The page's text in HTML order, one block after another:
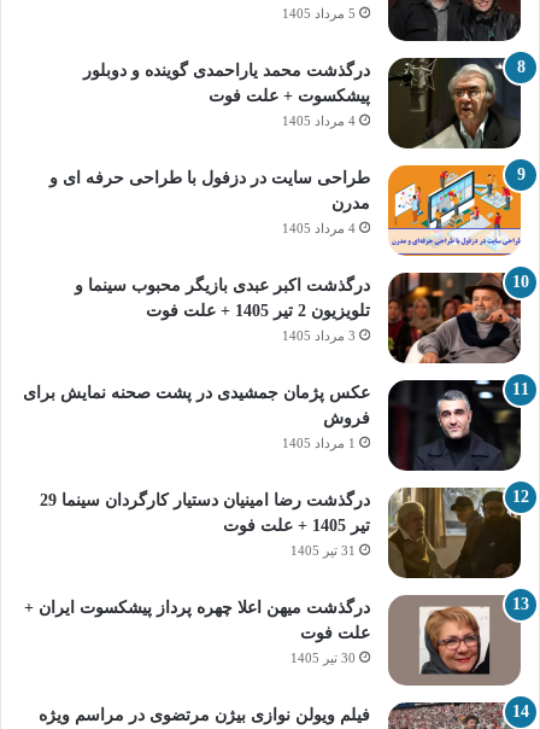
5 مرداد 1405
درگذشت محمد یاراحمدی گوینده و دوبلور
پیشکسوت + علت فوت
4 مرداد 1405
طراحی سایت در دزفول با طراحی حرفه‌ ای و
مدرن
4 مرداد 1405
درگذشت اکبر عبدی بازیگر محبوب سینما و
تلویزیون 2 تیر 1405 + علت فوت
3 مرداد 1405
عکس پژمان جمشیدی در پشت صحنه نمایش برای
فروش
1 مرداد 1405
درگذشت رضا امینیان دستیار کارگردان سینما 29
تیر 1405 + علت فوت
31 تیر 1405
درگذشت میهن اعلا چهره پرداز پیشکسوت ایران +
علت فوت
30 تیر 1405
فیلم ویولن نوازی بیژن مرتضوی در مراسم ویژه